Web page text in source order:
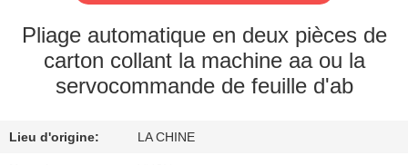
VISITE
D'USINE
DE
Pliage automatique en deux pièces de
carton collant la machine aa ou la
servocommande de feuille d'ab
Lieu d'origine: LA CHINE